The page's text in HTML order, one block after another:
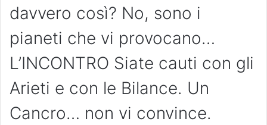
davvero così? No, sono i
pianeti che vi provocano…
L’INCONTRO Siate cauti con gli
Arieti e con le Bilance. Un
Cancro… non vi convince.